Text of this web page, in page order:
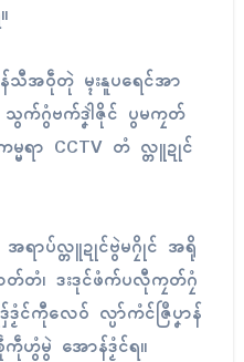
သီအဝဵုတုဲ မ္ၚးနူပရေၚ်အာ
သွက်ဂွံဗက်ဒၞါဲဇိုၚ် ပွမကၠတ်
မရာ CCTV တံ လ္တူဍုၚ်
အရာပ်လ္တူဍုၚ်ဗွဲမဂၠိုၚ် အရို
တ်တံ၊ ဒးဒုၚ်ဖံက်ပလီုကၠတ်ဂၠံ
ၚ်ကီုလေဝ် လ္ပာ်ကံၚ်ဇြဳပၞာန်
ဟွံမွဲ အောန်ဒၟံၚ်ရ။